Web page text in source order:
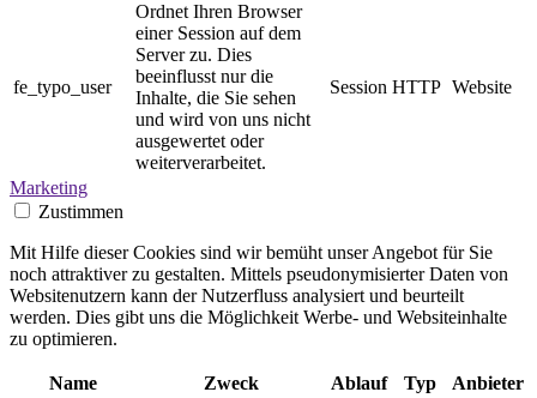
fe_typo_user
Ordnet Ihren Browser
einer Session auf dem
Server zu. Dies
beeinflusst nur die
Inhalte, die Sie sehen
und wird von uns nicht
ausgewertet oder
weiterverarbeitet.
Session HTTP Website
Marketing
Zustimmen
Mit Hilfe dieser Cookies sind wir bemüht unser Angebot für Sie
noch attraktiver zu gestalten. Mittels pseudonymisierter Daten von
Websitenutzern kann der Nutzerfluss analysiert und beurteilt
werden. Dies gibt uns die Möglichkeit Werbe- und Websiteinhalte
zu optimieren.
Name Zweck Ablauf Typ Anbieter